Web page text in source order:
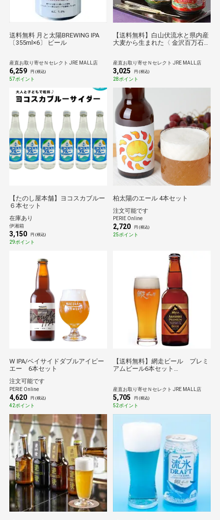
送料無料 月と太陽BREWING IPA
〔355ml×6〕 ビール
産直お取り寄せＮセレクト JRE MALL店
6,259 円 (税込)
57ポイント
【送料無料】白山伏流水と県内産
大麦から生まれた〈 金沢百万石ビ
ァーム川北・石川県
産直お取り寄せＮセレクト JRE MALL店
3,025 円 (税込)
28ポイント
【たのし屋本舗】ヨコスカブルー
６本セット
在庫あり
伊湘箱
3,150 円 (税込)
29ポイント
柏太陽のエール 4本セット
注文可能です
PERIE Online
2,720 円 (税込)
25ポイント
W IPA/ベイサイドダブルアイピー
エー 6本セット
注文可能です
PERIE Online
4,620 円 (税込)
42ポイント
【送料無料】網走ビール プレミ
アムビール6本セット
産直お取り寄せＮセレクト JRE MALL店
5,705 円 (税込)
52ポイント